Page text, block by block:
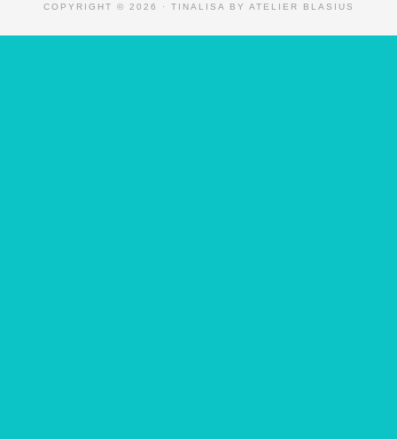
COPYRIGHT © 2026 · TINALISA BY ATELIER BLASIUS